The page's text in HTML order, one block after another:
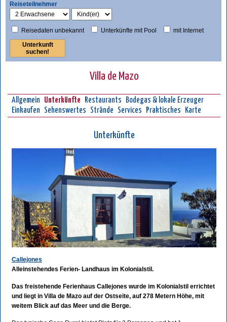
Reiseteilnehmer
Reisedaten unbekannt Unterkünfte mit Pool mit Internet
Villa de Mazo
Allgemein Unterkünfte Restaurants
Bodegas & lokale Erzeuger
Einkaufen
Sehenswertes Strände Services Praktisches Karte
Unterkünfte
Callejones
Alleinstehendes Ferien- Landhaus im Kolonialstil.
Das freistehende Ferienhaus Callejones wurde im Kolonialstil errichtet
und liegt in Villa de Mazo auf der Ostseite, auf 278 Metern Höhe, mit
weitem Blick auf das Meer und die Berge.